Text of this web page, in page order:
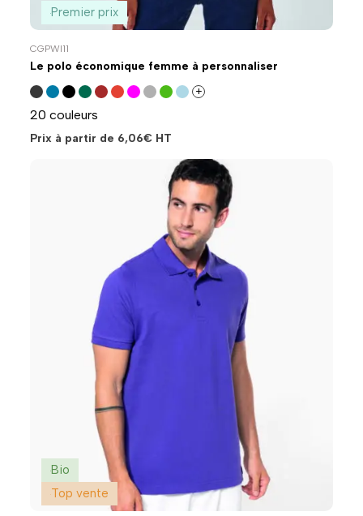
Premier prix
CGPWI11
Le polo économique femme à personnaliser
+
20 couleurs
Prix à partir de 6,06€ HT
Bio
Top vente